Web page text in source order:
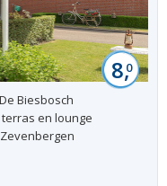
8,0
Biesbosch
en lounge